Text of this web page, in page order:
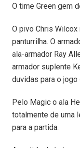
O time Green gem
O pivo Chris Wilcox
panturrilha. O
ala-armador Ray
armador suplente
duvidas para o jogo
Pelo Magic o ala
totalmente de uma
para a partida.